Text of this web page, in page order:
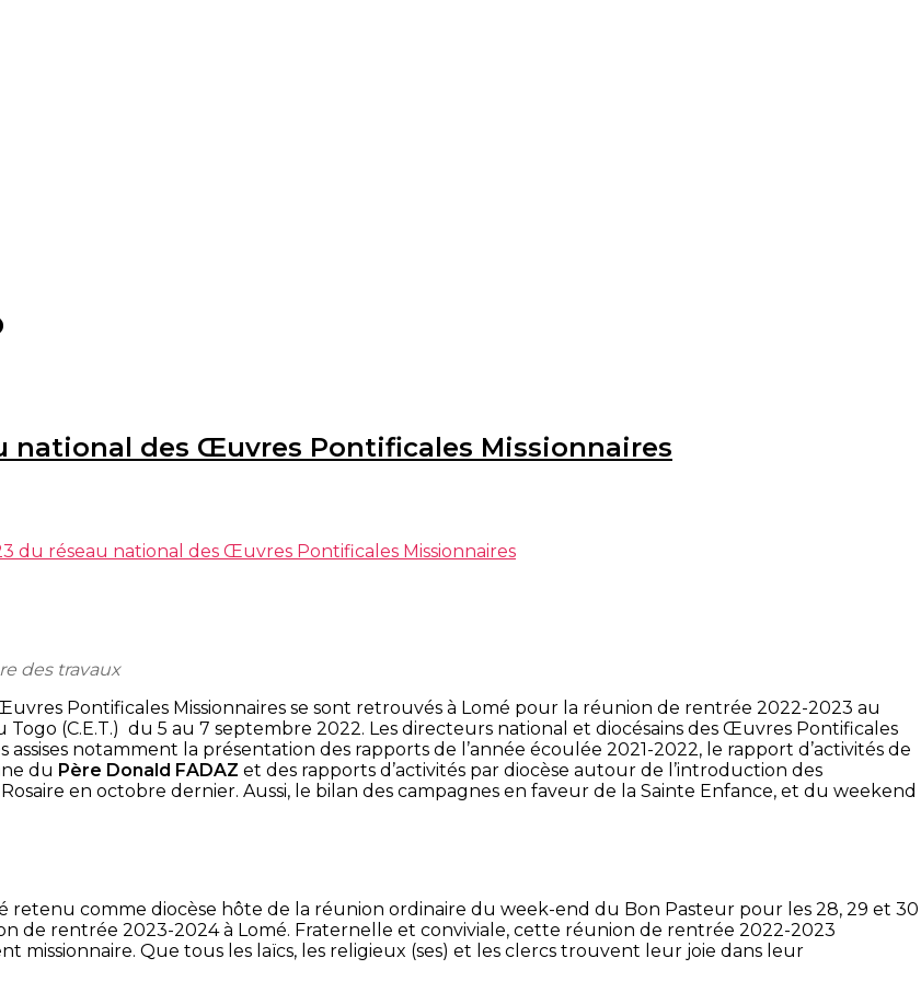
national des Œuvres Pontificales Missionnaires
du réseau national des Œuvres Pontificales Missionnaires
des travaux
Pontificales Missionnaires se sont retrouvés à Lomé pour la réunion de rentrée 2022-2023 au
(C.E.T.) du 5 au 7 septembre 2022. Les directeurs national et diocésains des Œuvres Pontificales
notamment la présentation des rapports de l’année écoulée 2021-2022, le rapport d’activités de
du Père Donald FADAZ et des rapports d’activités par diocèse autour de l’introduction des
en octobre dernier. Aussi, le bilan des campagnes en faveur de la Sainte Enfance, et du weekend
retenu comme diocèse hôte de la réunion ordinaire du week-end du Bon Pasteur pour les 28, 29 et 30
de rentrée 2023-2024 à Lomé. Fraternelle et conviviale, cette réunion de rentrée 2022-2023
missionnaire. Que tous les laïcs, les religieux (ses) et les clercs trouvent leur joie dans leur